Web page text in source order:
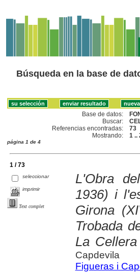
Búsqueda en la base de
Base de datos:
Buscar:
Referencias encontradas:
73
Mostrando:
1 ..
página 1 de 4
1 / 73
seleccionar
imprimir
Text complet
L'Obra
1936) i
Girona
Trobada
La
Capdevila
Figueras i